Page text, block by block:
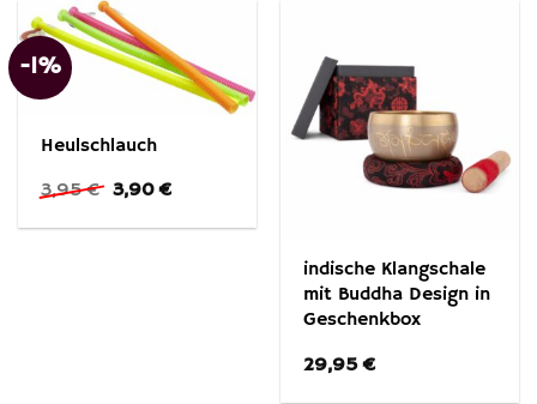
-1%
Heulschlauch
3,95€ Ursprünglicher
war:
3,90€
ist:
indische Klangschale
mit Buddha Design in
Geschenkbox
29,95€